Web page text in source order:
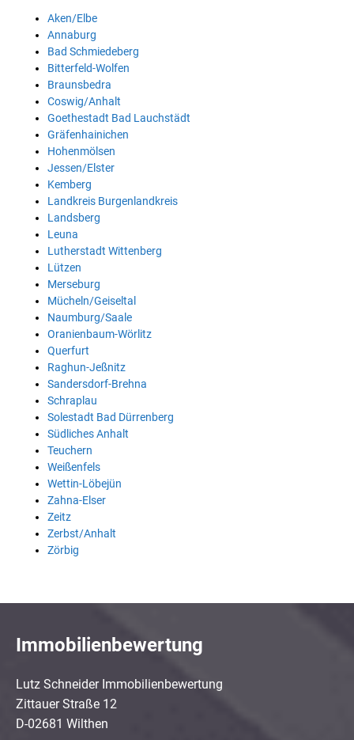
Aken/Elbe
Annaburg
Bad Schmiedeberg
Bitterfeld-Wolfen
Braunsbedra
Coswig/Anhalt
Goethestadt Bad Lauchstädt
Gräfenhainichen
Hohenmölsen
Jessen/Elster
Kemberg
Landkreis Burgenlandkreis
Landsberg
Leuna
Lutherstadt Wittenberg
Lützen
Merseburg
Mücheln/Geiseltal
Naumburg/Saale
Oranienbaum-Wörlitz
Querfurt
Raghun-Jeßnitz
Sandersdorf-Brehna
Schraplau
Solestadt Bad Dürrenberg
Südliches Anhalt
Teuchern
Weißenfels
Wettin-Löbejün
Zahna-Elser
Zeitz
Zerbst/Anhalt
Zörbig
Immobilienbewertung
Lutz Schneider Immobilienbewertung
Zittauer Straße 12
D-02681 Wilthen